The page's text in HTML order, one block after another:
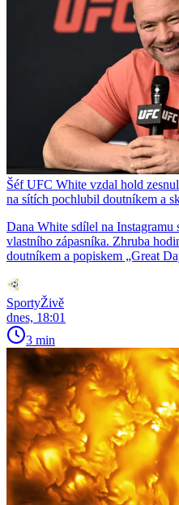
Šéf UFC White vzdal hold
na sítích pochlubil doutníkem a
Dana White sdílel na Instagramu
vlastního zápasníka. Zhruba
doutníkem a popiskem „Great
SportyŽivě
dnes, 18:01
3 min